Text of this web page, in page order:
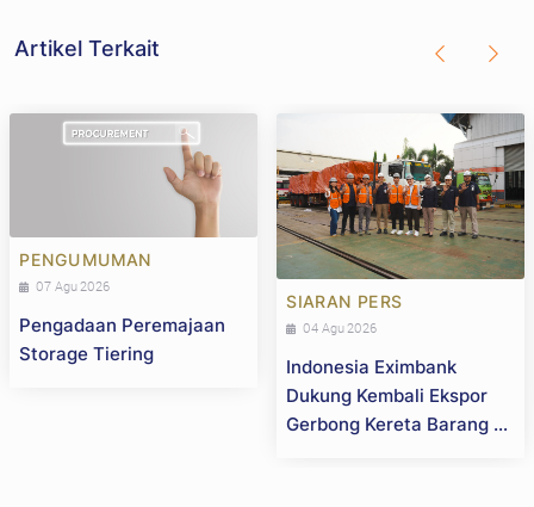
Artikel Terkait
PENGUMUMAN
07 Agu 2026
Pengadaan Peremajaan
Storage Tiering
SIARAN PERS
04 Agu 2026
Indonesia Eximbank
Dukung Kembali Ekspor
Gerbong Kereta Barang ke